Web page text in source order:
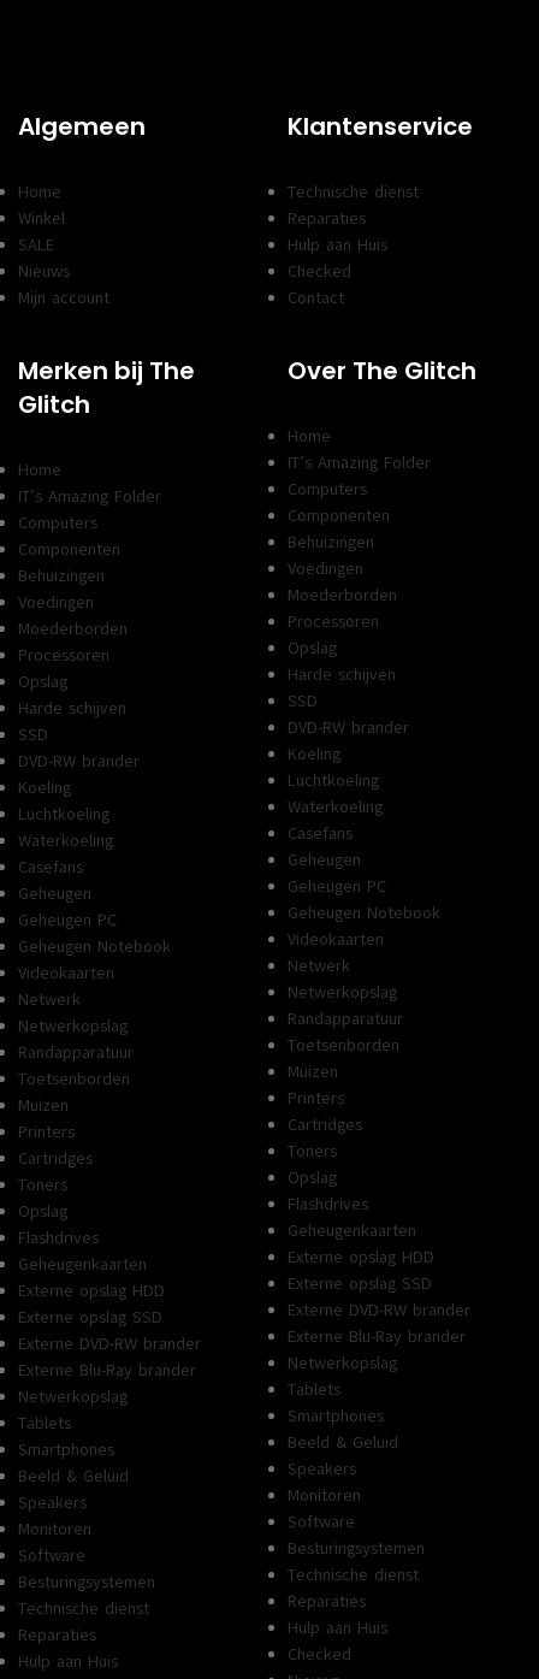
Algemeen
Home
Winkel
SALE
Nieuws
Mijn account
Klantenservice
Technische dienst
Reparaties
Hulp aan Huis
Checked
Contact
Merken bij The
Glitch
Home
IT’s Amazing Folder
Computers
Componenten
Behuizingen
Voedingen
Moederborden
Processoren
Opslag
Harde schijven
SSD
DVD-RW brander
Koeling
Luchtkoeling
Waterkoeling
Casefans
Geheugen
Geheugen PC
Geheugen Notebook
Videokaarten
Netwerk
Netwerkopslag
Randapparatuur
Toetsenborden
Muizen
Printers
Cartridges
Toners
Opslag
Flashdrives
Geheugenkaarten
Externe opslag HDD
Externe opslag SSD
Externe DVD-RW brander
Externe Blu-Ray brander
Netwerkopslag
Tablets
Smartphones
Beeld & Geluid
Speakers
Monitoren
Software
Besturingsystemen
Technische dienst
Reparaties
Hulp aan Huis
Over The Glitch
Home
IT’s Amazing Folder
Computers
Componenten
Behuizingen
Voedingen
Moederborden
Processoren
Opslag
Harde schijven
SSD
DVD-RW brander
Koeling
Luchtkoeling
Waterkoeling
Casefans
Geheugen
Geheugen PC
Geheugen Notebook
Videokaarten
Netwerk
Netwerkopslag
Randapparatuur
Toetsenborden
Muizen
Printers
Cartridges
Toners
Opslag
Flashdrives
Geheugenkaarten
Externe opslag HDD
Externe opslag SSD
Externe DVD-RW brander
Externe Blu-Ray brander
Netwerkopslag
Tablets
Smartphones
Beeld & Geluid
Speakers
Monitoren
Software
Besturingsystemen
Technische dienst
Reparaties
Hulp aan Huis
Checked